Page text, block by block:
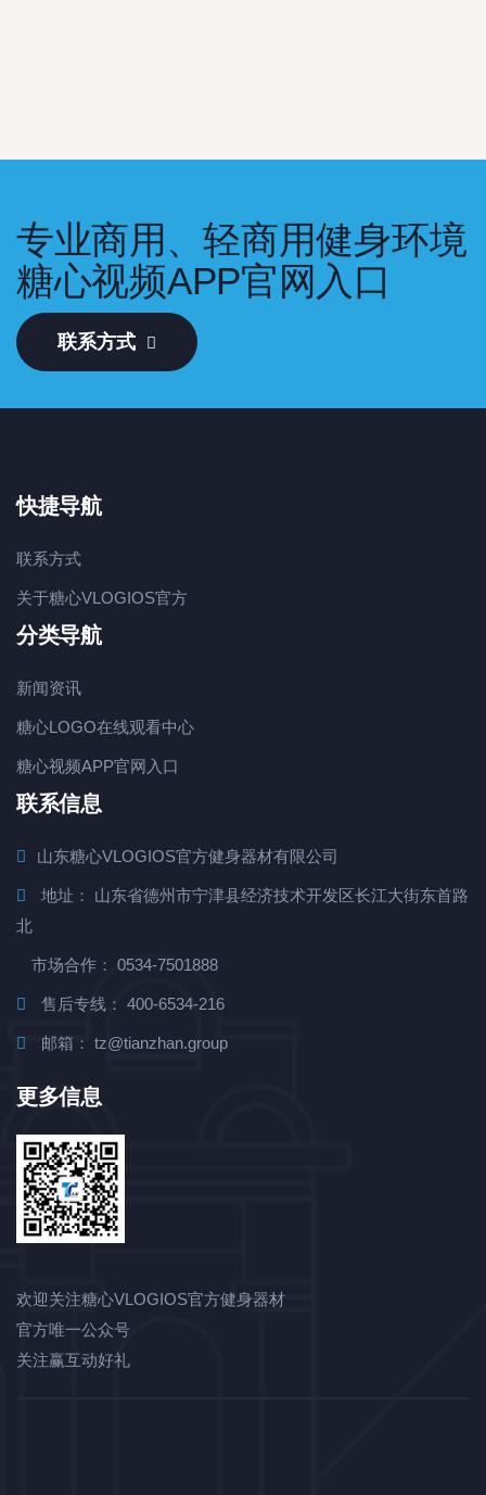
专业商用、轻商用健身环境
糖心视频APP官网入口
联系方式
快捷导航
联系方式
关于糖心VLOGIOS官方
分类导航
新闻资讯
糖心LOGO在线观看中心
糖心视频APP官网入口
联系信息
山东糖心VLOGIOS官方健身器材有限公司
地址： 山东省德州市宁津县经济技术开发区长江大街东首路
北
市场合作： 0534-7501888
售后专线： 400-6534-216
邮箱： tz@tianzhan.group
更多信息
欢迎关注糖心VLOGIOS官方健身器材
官方唯一公众号
关注赢互动好礼